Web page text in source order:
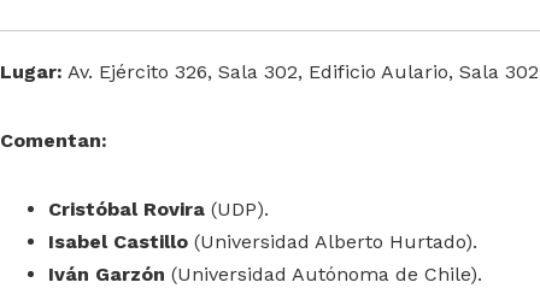
Lugar: Av. Ejército 326, Sala 302, Edificio Aulario, Sala 302
Comentan:
Cristóbal Rovira (UDP).
Isabel Castillo (Universidad Alberto Hurtado).
Iván Garzón (Universidad Autónoma de Chile).